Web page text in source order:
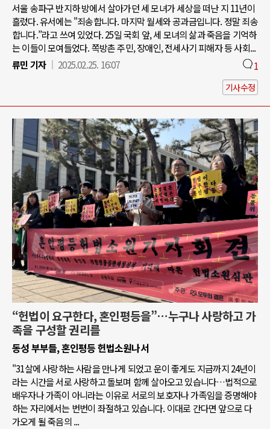
서울 송파구 반지하 방에서 살아가던 세 모녀가 세상을 떠난 지 11년이
흘렀다. 유서에는 "죄송합니다. 마지막 월세와 공과금입니다. 정말 죄송
합니다.”라고 쓰여 있었다. 25일 국회 앞, 세 모녀의 삶과 죽음을 기억하
는 이들이 모여들었다. 쪽방촌 주민, 장애인, 전세사기 피해자 등 사회...
류민 기자
2025.02.25. 16:07 1
기사수정
“헌법이 요구한다, 혼인평등을”…누구나 사랑하고 가
족을 구성할 권리를
동성 부부들, 혼인평등 헌법소원나서
"31살에 사랑하는 사람을 만나게 되었고 운이 좋게도 지금까지 24년이
라는 시간을 서로 사랑하고 돌보며 함께 살아오고 있습니다…법적으로
배우자나 가족이 아니라는 이유로 서로의 보호자나 가족임을 증명해야
하는 자리에서는 번번이 좌절하고 있습니다. 이대로 간다면 앞으로 다
가오게 될 죽음의 ...